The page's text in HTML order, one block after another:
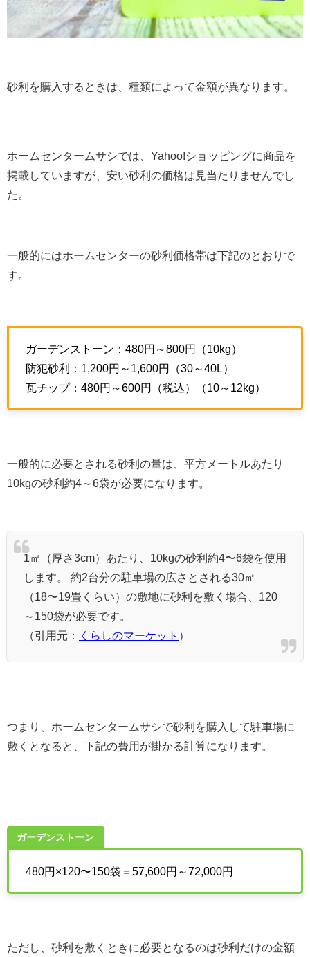
砂利を購入するときは、種類によって金額が異なります。
ホームセンタームサシでは、Yahoo!ショッピングに商品を
掲載していますが、安い砂利の価格は見当たりませんでし
た。
一般的にはホームセンターの砂利価格帯は下記のとおりで
す。
ガーデンストーン：480円～800円（10kg）
防犯砂利：1,200円～1,600円（30～40L）
瓦チップ：480円～600円（税込）（10～12kg）
一般的に必要とされる砂利の量は、平方メートルあたり
10kgの砂利約4～6袋が必要になります。
1㎡（厚さ3cm）あたり、10kgの砂利約4〜6袋を使用
します。 約2台分の駐車場の広さとされる30㎡
（18〜19畳くらい）の敷地に砂利を敷く場合、120
～150袋が必要です。
（引用元：
くらしのマーケット ）
つまり、ホームセンタームサシで砂利を購入して駐車場に
敷くとなると、下記の費用が掛かる計算になります。
ガーデンストーン
480円×120〜150袋＝57,600円～72,000円
ただし、砂利を敷くときに必要となるのは砂利だけの金額